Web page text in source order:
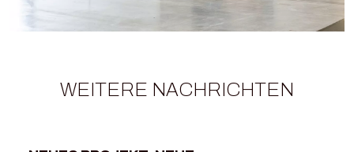
WEITERE NACHRICHTEN